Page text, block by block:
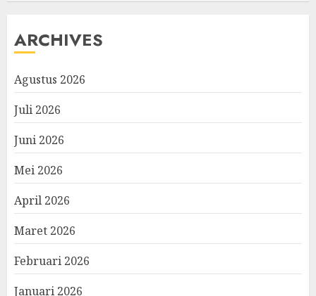
ARCHIVES
Agustus 2026
Juli 2026
Juni 2026
Mei 2026
April 2026
Maret 2026
Februari 2026
Januari 2026